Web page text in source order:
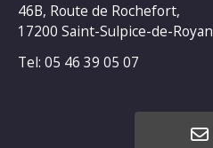
46B, Route de Rochefort,
17200 Saint-Sulpice-de-Royan
Tel: 05 46 39 05 07